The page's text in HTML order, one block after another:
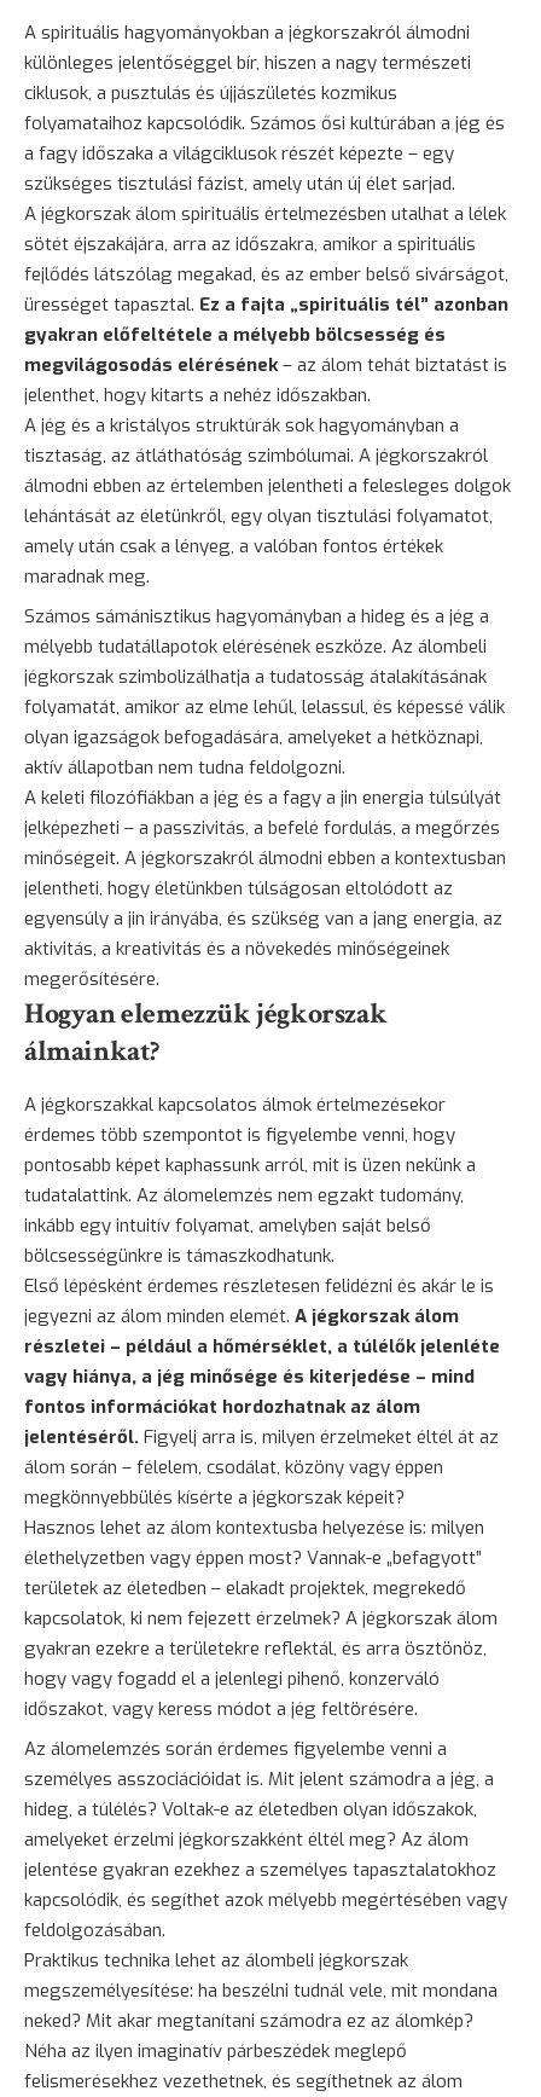
A spirituális hagyományokban a jégkorszakról álmodni
különleges jelentőséggel bír, hiszen a nagy természeti
ciklusok, a pusztulás és újjászületés kozmikus
folyamataihoz kapcsolódik. Számos ősi kultúrában a jég és
a fagy időszaka a világciklusok részét képezte – egy
szükséges tisztulási fázist, amely után új élet sarjad.
A jégkorszak álom spirituális értelmezésben utalhat a lélek
sötét éjszakájára, arra az időszakra, amikor a spirituális
fejlődés látszólag megakad, és az ember belső sivárságot,
ürességet tapasztal. Ez a fajta „spirituális tél” azonban
gyakran előfeltétele a mélyebb bölcsesség és
megvilágosodás elérésének– az álom tehát biztatást is
jelenthet, hogy kitarts a nehéz időszakban.
A jég és a kristályos struktúrák sok hagyományban a
tisztaság, az átláthatóság szimbólumai. A jégkorszakról
álmodni ebben az értelemben jelentheti a felesleges dolgok
lehántását az életünkről, egy olyan tisztulási folyamatot,
amely után csak a lényeg, a valóban fontos értékek
maradnak meg.
Számos sámánisztikus hagyományban a hideg és a jég a
mélyebb tudatállapotok elérésének eszköze. Az álombeli
jégkorszak szimbolizálhatja a tudatosság átalakításának
folyamatát, amikor az elme lehűl, lelassul, és képessé válik
olyan igazságok befogadására, amelyeket a hétköznapi,
aktív állapotban nem tudna feldolgozni.
A keleti filozófiákban a jég és a fagy a jin energia túlsúlyát
jelképezheti – a passzivitás, a befelé fordulás, a megőrzés
minőségeit. A jégkorszakról álmodni ebben a kontextusban
jelentheti, hogy életünkben túlságosan eltolódott az
egyensúly a jin irányába, és szükség van a jang energia, az
aktivitás, a kreativitás és a növekedés minőségeinek
megerősítésére.
Hogyan elemezzük jégkorszak
álmainkat?
A jégkorszakkal kapcsolatos álmok értelmezésekor
érdemes több szempontot is figyelembe venni, hogy
pontosabb képet kaphassunk arról, mit is üzen nekünk a
tudatalattink. Az álomelemzés nem egzakt tudomány,
inkább egy intuitív folyamat, amelyben saját belső
bölcsességünkre is támaszkodhatunk.
Első lépésként érdemes részletesen felidézni és akár le is
jegyezni az álom minden elemét. A jégkorszak álom
részletei – például a hőmérséklet, a túlélők jelenléte
vagy hiánya, a jég minősége és kiterjedése – mind
fontos információkat hordozhatnak az álom
jelentéséről. Figyelj arra is, milyen érzelmeket éltél át az
álom során – félelem, csodálat, közöny vagy éppen
megkönnyebbülés kísérte a jégkorszak képeit?
Hasznos lehet az álom kontextusba helyezése is: milyen
élethelyzetben vagy éppen most? Vannak-e „befagyott”
területek az életedben – elakadt projektek, megrekedő
kapcsolatok, ki nem fejezett érzelmek? A jégkorszak álom
gyakran ezekre a területekre reflektál, és arra ösztönöz,
hogy vagy fogadd el a jelenlegi pihenő, konzerváló
időszakot, vagy keress módot a jég feltörésére.
Az álomelemzés során érdemes figyelembe venni a
személyes asszociációidat is. Mit jelent számodra a jég, a
hideg, a túlélés? Voltak-e az életedben olyan időszakok,
amelyeket érzelmi jégkorszakként éltél meg? Az álom
jelentése gyakran ezekhez a személyes tapasztalatokhoz
kapcsolódik, és segíthet azok mélyebb megértésében vagy
feldolgozásában.
Praktikus technika lehet az álombeli jégkorszak
megszemélyesítése: ha beszélni tudnál vele, mit mondana
neked? Mit akar megtanítani számodra ez az álomkép?
Néha az ilyen imaginatív párbeszédek meglepő
felismerésekhez vezethetnek, és segíthetnek az álom